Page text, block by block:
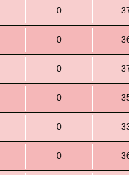
0
0
0
0
0
0